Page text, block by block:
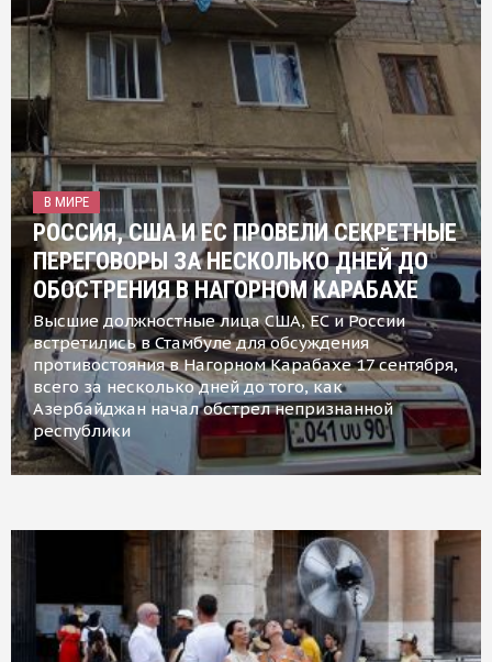
В МИРЕ
РОССИЯ, США И ЕС ПРОВЕЛИ СЕКРЕТНЫЕ
ПЕРЕГОВОРЫ ЗА НЕСКОЛЬКО ДНЕЙ ДО
ОБОСТРЕНИЯ В НАГОРНОМ КАРАБАХЕ
Высшие должностные лица США, ЕС и России
встретились в Стамбуле для обсуждения
противостояния в Нагорном Карабахе 17 сентября,
всего за несколько дней до того, как
Азербайджан начал обстрел непризнанной
республики